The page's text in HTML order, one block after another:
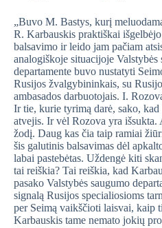
„Buvo M. Bastys, kurį
R. Karbauskis praktiškai
balsavimo ir leido jam pačiam
analogiškoje situacijoje Valstybės
departamente buvo nustatyti
Rusijos žvalgybininkais, su
ambasados darbuotojais. I.
Ir tie, kurie tyrimą darė, sako, kad
atvejis. Ir vėl Rozova yra išsukta.
žodį. Daug kas čia taip ramiai
šis galutinis balsavimas dėl
labai pastebėtas. Uždengė kiti
tai reiškia? Tai reiškia, kad
pasako Valstybės saugumo
signalą Rusijos specialiosioms
per Seimą vaikščioti laisvai, kaip
Karbauskis tame nemato jokių